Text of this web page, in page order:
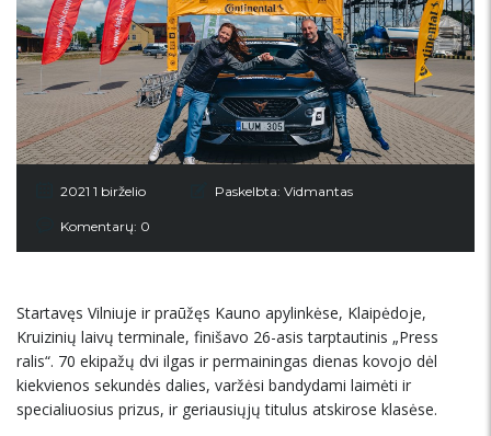
2021 1 birželio Paskelbta: Vidmantas
Komentarų: 0
Startavęs Vilniuje ir praūžęs Kauno apylinkėse, Klaipėdoje,
Kruizinių laivų terminale, finišavo 26-asis tarptautinis „Press
ralis“. 70 ekipažų dvi ilgas ir permainingas dienas kovojo dėl
kiekvienos sekundės dalies, varžėsi bandydami laimėti ir
specialiuosius prizus, ir geriausiųjų titulus atskirose klasėse.